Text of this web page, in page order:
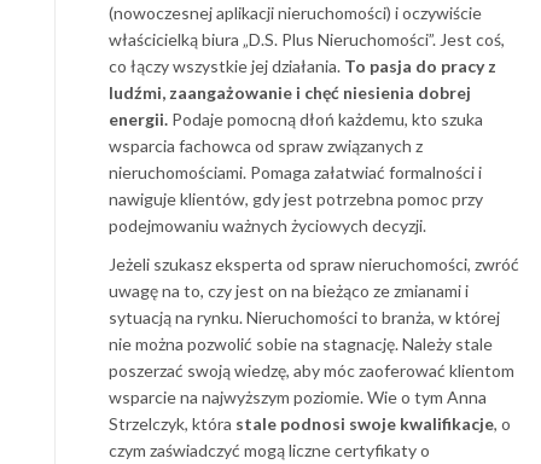
(nowoczesnej aplikacji nieruchomości) i oczywiście
właścicielką biura „D.S. Plus Nieruchomości”. Jest coś,
co łączy wszystkie jej działania. To pasja do pracy z
ludźmi, zaangażowanie i chęć niesienia dobrej
energii. Podaje pomocną dłoń każdemu, kto szuka
wsparcia fachowca od spraw związanych z
nieruchomościami. Pomaga załatwiać formalności i
nawiguje klientów, gdy jest potrzebna pomoc przy
podejmowaniu ważnych życiowych decyzji.
Jeżeli szukasz eksperta od spraw nieruchomości, zwróć
uwagę na to, czy jest on na bieżąco ze zmianami i
sytuacją na rynku. Nieruchomości to branża, w której
nie można pozwolić sobie na stagnację. Należy stale
poszerzać swoją wiedzę, aby móc zaoferować klientom
wsparcie na najwyższym poziomie. Wie o tym Anna
Strzelczyk, która stale podnosi swoje kwalifikacje, o
czym zaświadczyć mogą liczne certyfikaty o